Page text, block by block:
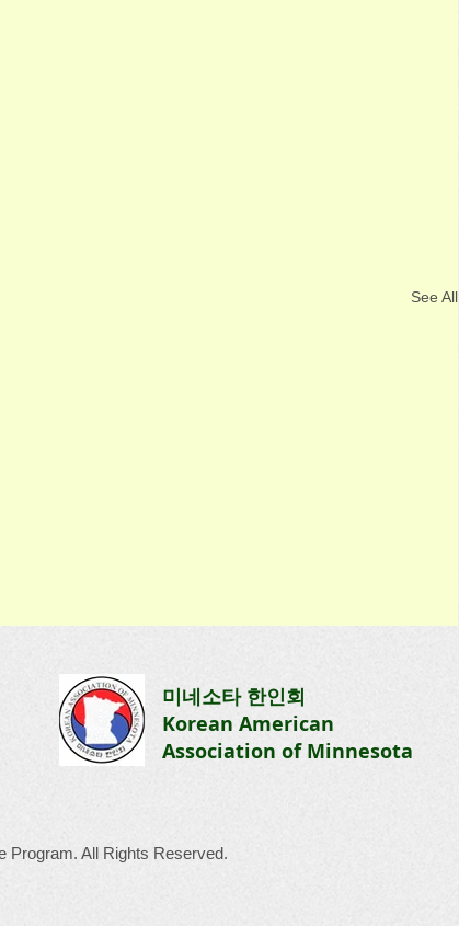
See All
내용입
1에서
(천단위)
미네소타 한인회
Korean American
Association of Minnesota
Program. All Rights Reserved.